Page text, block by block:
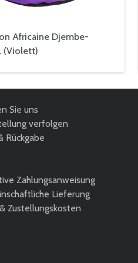
Africaine Djembe-
(Violett)
Sie uns
verfolgen
Rückgabe
Zahlungsanweisung
Lieferung
Zustellungskosten